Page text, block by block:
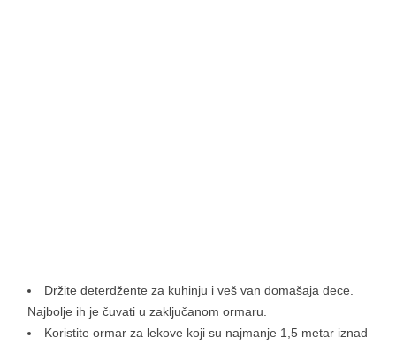
Držite deterdžente za kuhinju i veš van domašaja dece.
Najbolje ih je čuvati u zaključanom ormaru.
Koristite ormar za lekove koji su najmanje 1,5 metar iznad